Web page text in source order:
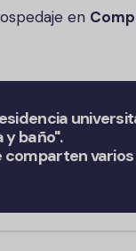
en
baño".
comparten